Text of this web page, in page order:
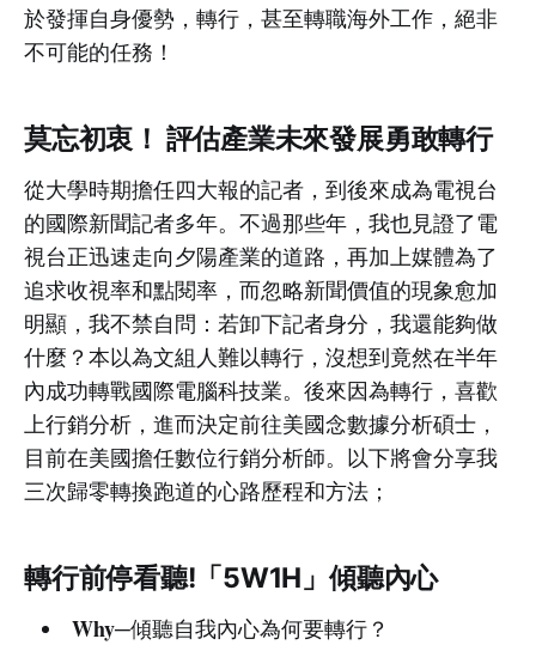
於發揮自身優勢，轉行，甚至轉職海外工作，絕非
不可能的任務！
莫忘初衷！ 評估產業未來發展勇敢轉行
從大學時期擔任四大報的記者，到後來成為電視台
的國際新聞記者多年。不過那些年，我也見證了電
視台正迅速走向夕陽產業的道路，再加上媒體為了
追求收視率和點閱率，而忽略新聞價值的現象愈加
明顯，我不禁自問：若卸下記者身分，我還能夠做
什麼？本以為文組人難以轉行，沒想到竟然在半年
內成功轉戰國際電腦科技業。後來因為轉行，喜歡
上行銷分析，進而決定前往美國念數據分析碩士，
目前在美國擔任數位行銷分析師。以下將會分享我
三次歸零轉換跑道的心路歷程和方法；
轉行前停看聽!「5W1H」傾聽內心
Why─傾聽自我內心為何要轉行？